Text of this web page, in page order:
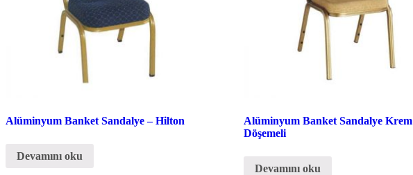
Alüminyum Banket Sandalye – Hilton
Devamını oku
Alüminyum Banket Sandalye Krem
Döşemeli
Devamını oku